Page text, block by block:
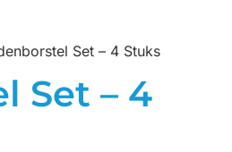
Set – 4 Stuks
Set – 4